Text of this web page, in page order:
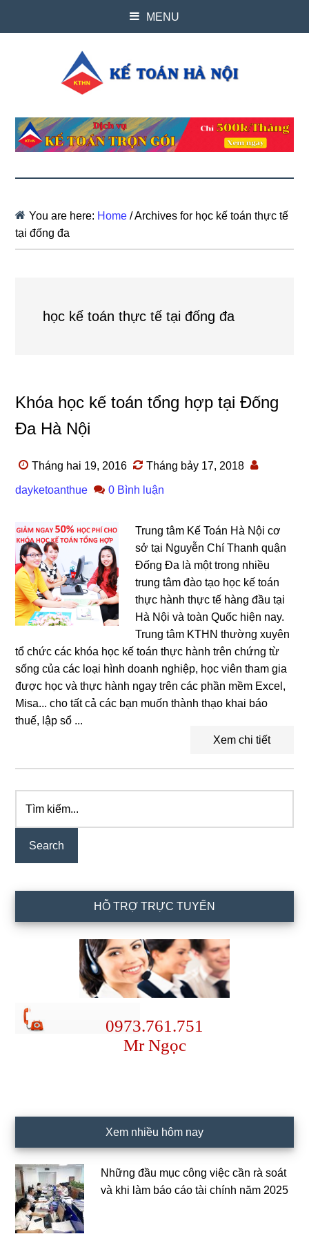
MENU
You are here: Home /Archives for học kế toán thực tế
tại đống đa
học kế toán thực tế tại đống đa
Khóa học kế toán tổng hợp tại Đống
Đa Hà Nội
Tháng hai 19, 2016 Tháng bảy 17, 2018
dayketoanthue 0 Bình luận
Trung tâm Kế Toán Hà Nội cơ
sở tại Nguyễn Chí Thanh quận
Đống Đa là một trong nhiều
trung tâm đào tạo học kế toán
thực hành thực tế hàng đầu tại
Hà Nội và toàn Quốc hiện nay.
Trung tâm KTHN thường xuyên
tổ chức các khóa học kế toán thực hành trên chứng từ
sống của các loại hình doanh nghiệp, học viên tham gia
được học và thực hành ngay trên các phần mềm Excel,
Misa... cho tất cả các bạn muốn thành thạo khai báo
thuế, lập sổ ...
Xem chi tiết
Primary
Sidebar
kiếm...
HỖ TRỢ TRỰC TUYẾN
0973.761.751
Mr Ngọc
Xem nhiều hôm nay
Những đầu mục công việc cần rà soát
và khi làm báo cáo tài chính năm 2025